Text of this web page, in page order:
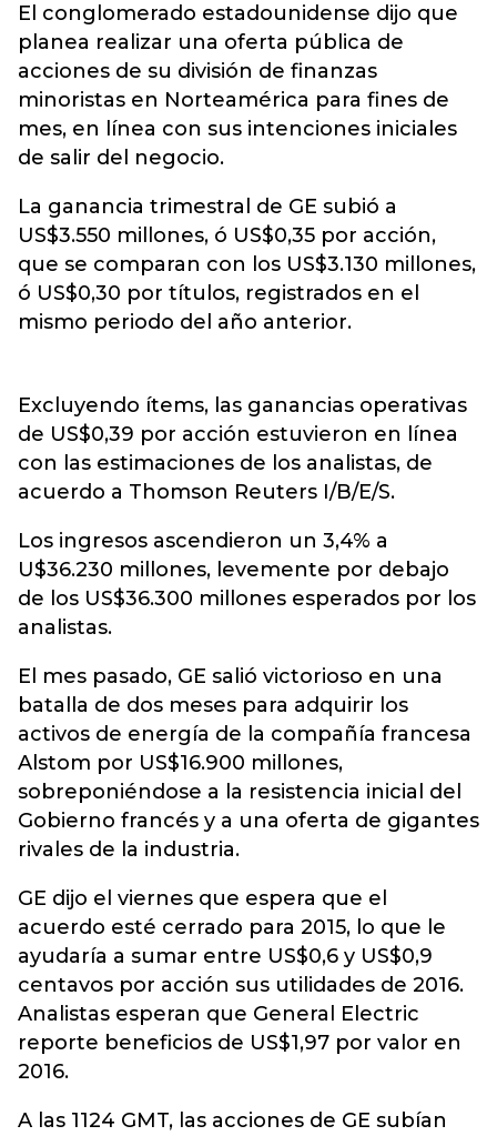
El conglomerado estadounidense dijo que
planea realizar una oferta pública de
acciones de su división de finanzas
minoristas en Norteamérica para fines de
mes, en línea con sus intenciones iniciales
de salir del negocio.
La ganancia trimestral de GE subió a
US$3.550 millones, ó US$0,35 por acción,
que se comparan con los US$3.130 millones,
ó US$0,30 por títulos, registrados en el
mismo periodo del año anterior.
Excluyendo ítems, las ganancias operativas
de US$0,39 por acción estuvieron en línea
con las estimaciones de los analistas, de
acuerdo a Thomson Reuters I/B/E/S.
Los ingresos ascendieron un 3,4% a
U$36.230 millones, levemente por debajo
de los US$36.300 millones esperados por los
analistas.
El mes pasado, GE salió victorioso en una
batalla de dos meses para adquirir los
activos de energía de la compañía francesa
Alstom por US$16.900 millones,
sobreponiéndose a la resistencia inicial del
Gobierno francés y a una oferta de gigantes
rivales de la industria.
GE dijo el viernes que espera que el
acuerdo esté cerrado para 2015, lo que le
ayudaría a sumar entre US$0,6 y US$0,9
centavos por acción sus utilidades de 2016.
Analistas esperan que General Electric
reporte beneficios de US$1,97 por valor en
2016.
A las 1124 GMT, las acciones de GE subían